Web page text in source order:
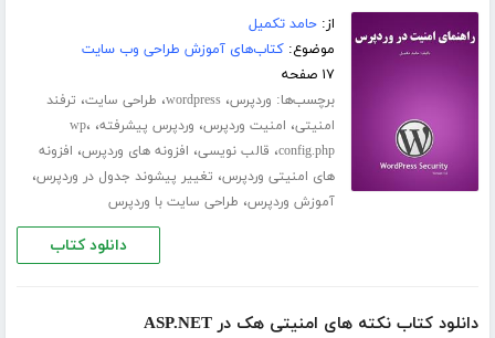
از:حامد تکمیل
موضوع:کتاب‌های آموزش طراحی وب سایت
۱۷ صفحه
برچسب‌ها: وردپرس،wordpress، طراحی سایت، ترفند
امنیتی، امنیت وردپرس، وردپرس پیشرفته، wp،
config.php، قالب نویسی، افزونه های وردپرس، افزونه
های امنیتی وردپرس، تغییر پیشوند جدول در وردپرس،
آموزش وردپرس، طراحی سایت با وردپرس
دانلود کتاب
دانلود کتاب نکته های امنیتی هک در ASP.NET